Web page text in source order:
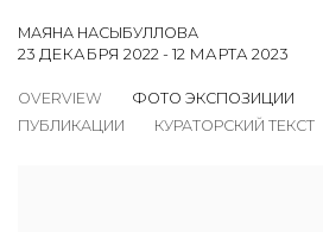
МАЯНА НАСЫБУЛЛОВА
23 ДЕКАБРЯ 2022 - 12 МАРТА 2023
OVERVIEW ФОТО ЭКСПОЗИЦИИ
ПУБЛИКАЦИИ
КУРАТОРСКИЙ ТЕКСТ